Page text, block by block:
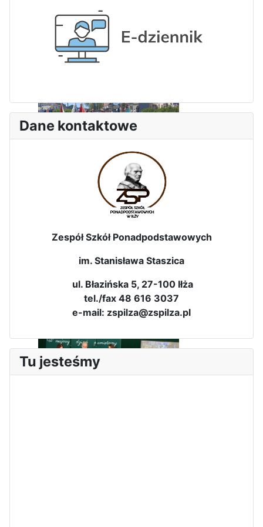
Sukces Kingi na XXXVI
Olimpiadzie Teologii Katolickiej
Obchody Święta Konstytucji 3
Zawody Sportowo – Obronne
Dane kontaktowe
Zespół Szkół Ponadpodstawowych
im. Stanisława Staszica
ul. Błazińska 5, 27-100 Iłża
tel./fax 48 616 3037
e-mail: zspilza@zspilza.pl
Tu jesteśmy